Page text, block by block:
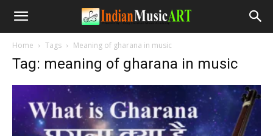
Home Tags Meaning of gharana in music
Tag: meaning of gharana in music